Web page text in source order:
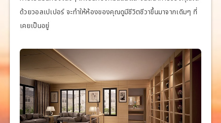
ด้วยวอลเปเปอร์ จะทำให้ห้องของคุณดูมีชีวิตชีวาขึ้นมาจากเดิมๆ ที่
เคยเป็นอยู่